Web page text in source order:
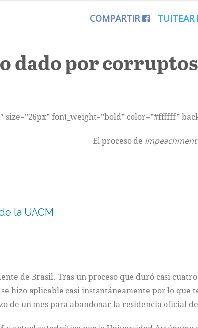
COMPARTIR TUITEAR
dado por corruptos
font_weight=”bold” color=”#ffffff”
El proceso de impeachment
la UACM
de Brasil. Tras un proceso que duró casi
hizo aplicable casi instantáneamente por lo que
de un mes para abandonar la residencia oficial